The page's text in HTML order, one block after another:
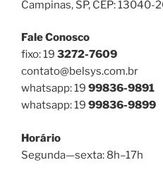
Campinas, SP, CEP: 13040-
Fale Conosco
fixo: 19 3272-7609
contato@belsys.com.br
whatsapp: 19 99836-9891
whatsapp: 19 99836-9899
Horário
Segunda—sexta: 8h–17h